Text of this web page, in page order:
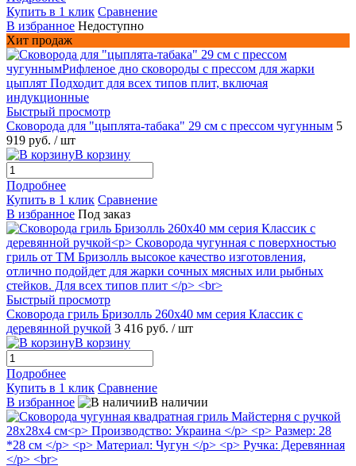
Купить в 1 клик Сравнение
В избранное Недоступно
Хит продаж
Быстрый просмотр
Сковорода для "цыплята-табака" 29 см с прессом чугунным 5
919 руб. / шт
В корзину
Подробнее
Купить в 1 клик Сравнение
В избранное Под заказ
Быстрый просмотр
Сковорода гриль Бризолль 260x40 мм серия Классик c
деревянной ручкой 3 416 руб. / шт
В корзину
Подробнее
Купить в 1 клик Сравнение
В избранное
В наличии